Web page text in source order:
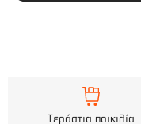
Τεράστια ποικιλία